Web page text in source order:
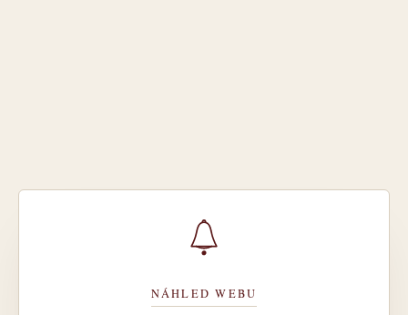
NÁHLED WEBU